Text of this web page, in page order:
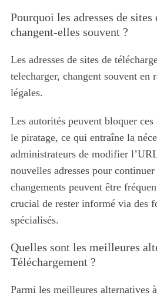
Pourquoi les adresses de
changent-elles souvent ?
Les adresses de sites de
telecharger, changent souvent en
légales.
Les autorités peuvent bloquer
le piratage, ce qui entraîne la
administrateurs de modifier
nouvelles adresses pour
changements peuvent être
crucial de rester informé via des
spécialisés.
Quelles sont les meilleures
Téléchargement ?
Parmi les meilleures alternatives